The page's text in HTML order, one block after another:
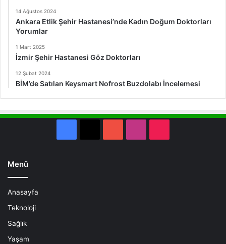
14 Ağustos 2024
Ankara Etlik Şehir Hastanesi’nde Kadın Doğum Doktorları
Yorumlar
1 Mart 2025
İzmir Şehir Hastanesi Göz Doktorları
12 Şubat 2024
BİM’de Satılan Keysmart Nofrost Buzdolabı İncelemesi
Menü
Anasayfa
Teknoloji
Sağlık
Yaşam